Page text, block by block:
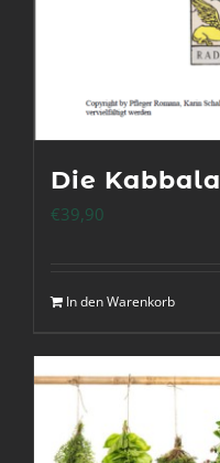
Die Kabbala
€39,90
In den Warenkorb